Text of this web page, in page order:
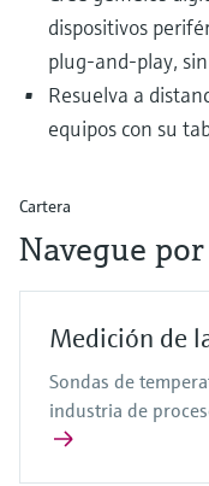
dispositivos
plug-and-play,
Resuelva a
equipos con su
Cartera
Navegue
Medición de
Sondas de
industria de